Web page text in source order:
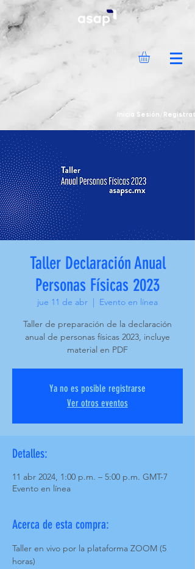
Inicia Sesión/
Taller Declaración Anual
Personas Físicas 2023
jue 11 de abr
  |
Evento en línea
Taller de preparación de la declaración
anual de personas físicas 2023, incluye
material en PDF
Ya no es posible registrarse
Ver otros eventos
Detalles:
11 abr 2024, 1:00 p.m. – 5:00 p.m. GMT-7
Evento en línea
Acerca de esta compra:
Taller en vivo por la plataforma ZOOM (5
horas)